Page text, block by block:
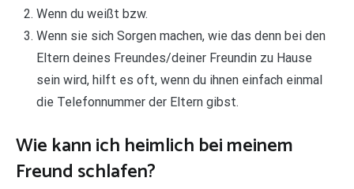
Wenn du weißt bzw.
Wenn sie sich Sorgen machen, wie das denn bei den
Eltern deines Freundes/deiner Freundin zu Hause
sein wird, hilft es oft, wenn du ihnen einfach einmal
die Telefonnummer der Eltern gibst.
Wie kann ich heimlich bei meinem
Freund schlafen?